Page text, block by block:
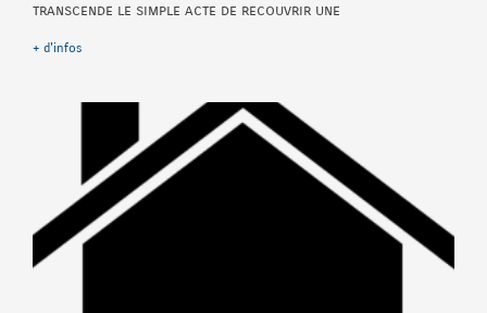
transcende le simple acte de recouvrir une
+ d'infos